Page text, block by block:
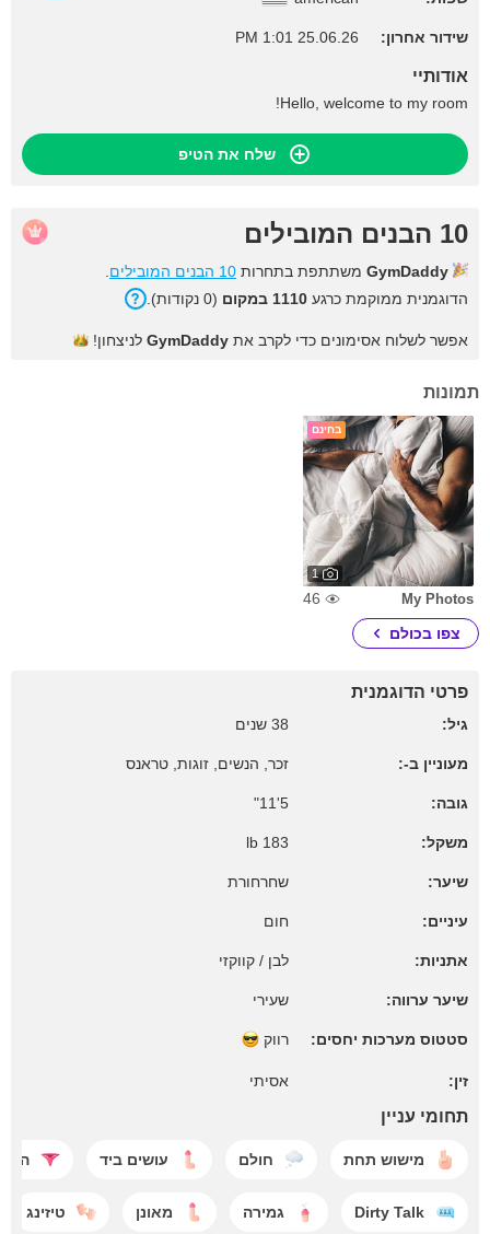
שידור אחרון: 25.06.26 1:01 PM
אודותיי
Hello, welcome to my room!
שלח את הטיפ
10 הבנים המובילים
GymDaddy משתתפת בתחרות 10 הבנים המובילים
הדוגמנית ממוקמת כרגע 1110 במקום (0 נקודות).
אפשר לשלוח אסימונים כדי לקרב את GymDaddy לניצחון!
תמונות
בחינם
1
My Photos
46
צפו בכולם
פרטי הדוגמנית
גיל: 38 שנים
מעוניין ב-: זכר, הנשים, זוגות, טראנס
גובה: 5'11"
משקל: 183 lb
שיער: שחרחורת
עיניים: חום
אתניות: לבן / קווקזי
שיער ערווה: שעירי
סטטוס מערכות יחסים: רווק
זין: אסיתי
תחומי עניין
מישוש תחת חולם עושים ביד
Dirty Talk גמירה מאונן טיזינג